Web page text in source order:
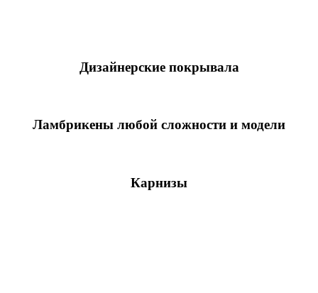
Дизайнерские покрывала
Ламбрикены любой сложности и модели
Карнизы